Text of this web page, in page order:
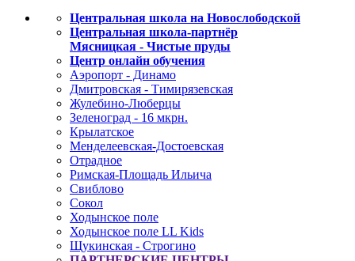
Центральная школа на Новослободской
Центральная школа-партнёр
Мясницкая - Чистые пруды
Центр онлайн обучения
Аэропорт - Динамо
Дмитровская - Тимирязевская
Жулебино-Люберцы
Зеленоград - 16 мкрн.
Крылатское
Менделеевская-Достоевская
Отрадное
Римская-Площадь Ильича
Свиблово
Сокол
Ходынское поле
Ходынское поле LL Kids
Щукинская - Строгино